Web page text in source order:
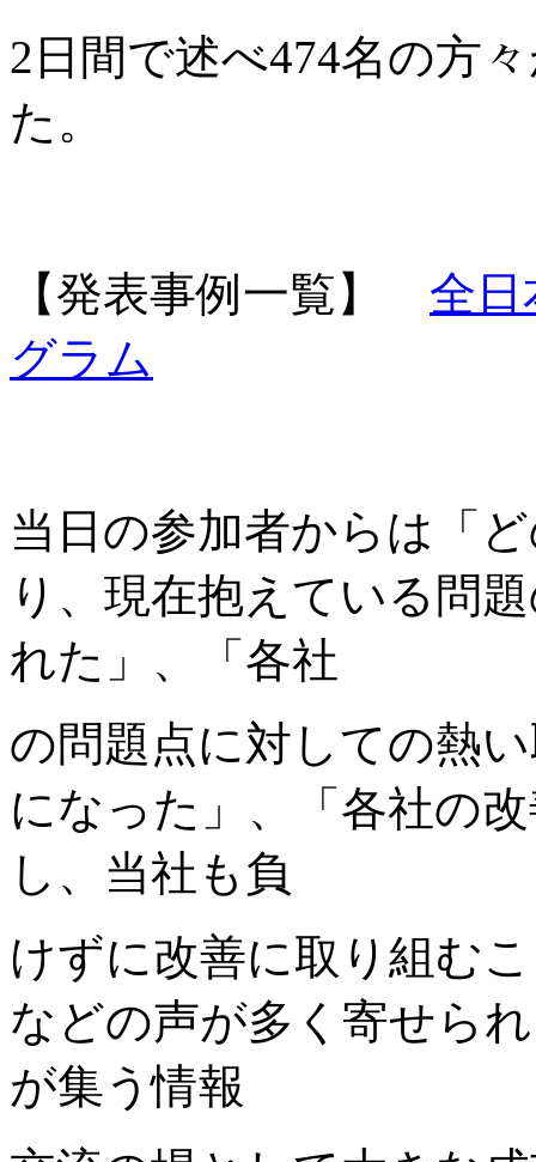
2日間で述べ474名の方
た。
【発表事例一覧】 全日
グラム
当日の参加者からは「
り、現在抱えている問
れた」、「各社
の問題点に対しての熱
になった」、「各社の
し、当社も負
けずに改善に取り組む
などの声が多く寄せら
が集う情報